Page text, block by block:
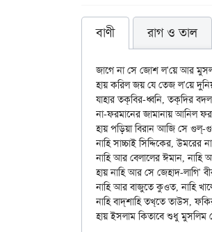
বাণী রাগ ও তাল
জাগে না সে জোশ ল'য়ে আর
হায় করিল জয় যে তেজ ল'য়ে
যাহার তক্‌বির-ধ্বনি, তক্‌দির বদলালো দুনিয়ার
না-ফরমানের জামানায় আনিল
হায় পড়িয়া বিরান আজি সে গুল্‌-গুলিস্তান।।
নাহি সাচ্চাই সিদ্দিকের, উমরের
নাহি আর বেলালের ঈমান, নাহি
হায় নাহি আর সে জেহাদ-লাগি'
নাহি আর বাজুতে কুওত, নাহি
নাহি বাদ্‌শাহি তখ্‌তে তাউস, ফকির আজ দুনিয়ার মালেক